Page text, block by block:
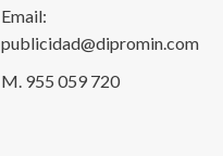
Email:
publicidad@dipromin.com
M. 955 059 720